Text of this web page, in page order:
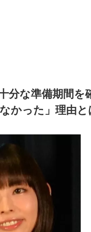
分な準備期間を
かった」理由と